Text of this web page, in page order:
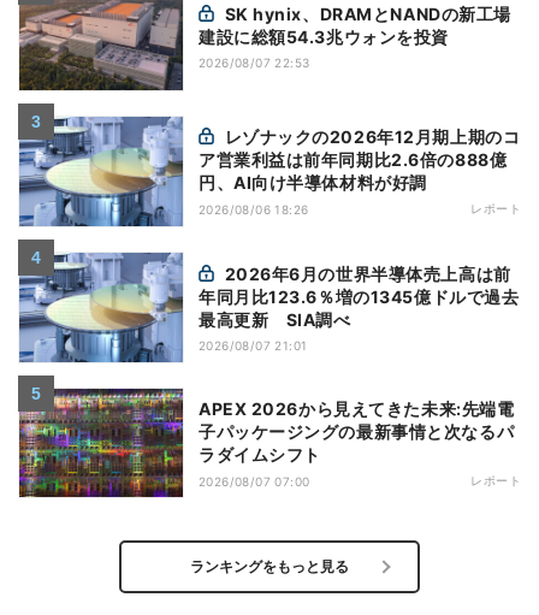
建設に総額54.3兆ウォンを投資
2026/08/07 22:53
ア営業利益は前年同期比2.6倍の888億
円、AI向け半導体材料が好調
2026/08/06 18:26 レポート
年同月比123.6％増の1345億ドルで過去
最高更新 SIA調べ
2026/08/07 21:01
APEX 2026から見えてきた未来:先端電
子パッケージングの最新事情と次なるパ
ラダイムシフト
2026/08/07 07:00 レポート
ランキングをもっと見る